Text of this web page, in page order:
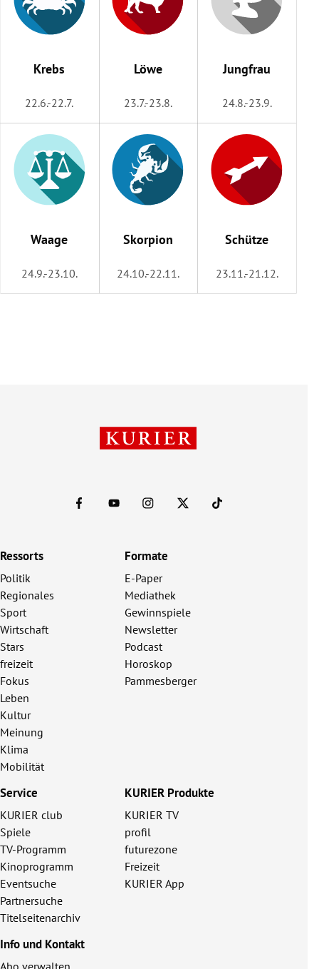
Krebs
22.6.-22.7.
Löwe
23.7.-23.8.
Jungfrau
24.8.-23.9.
Waage
24.9.-23.10.
Skorpion
24.10.-22.11.
Schütze
23.11.-21.12.
Ressorts
Politik
Regionales
Sport
Wirtschaft
Stars
freizeit
Fokus
Leben
Kultur
Meinung
Klima
Mobilität
Formate
E-Paper
Mediathek
Gewinnspiele
Newsletter
Podcast
Horoskop
Pammesberger
Service
KURIER club
Spiele
TV-Programm
Kinoprogramm
Eventsuche
Partnersuche
Titelseitenarchiv
KURIER Produkte
KURIER TV
profil
futurezone
Freizeit
KURIER App
Info und Kontakt
Abo verwalten